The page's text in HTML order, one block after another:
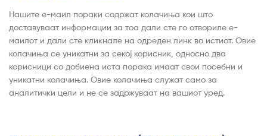
Нашите е-маил пораки содржат колачиња кои што
доставуваат информации за тоа дали сте го отвориле е-
маилот и дали сте кликнале на одреден линк во истиот. Овие
колачиња се уникатни за секој корисник, односно два
корисници со добиена иста порака имаат свои посебни и
уникатни колачиња. Овие колачиња служат само за
аналитички цели и не се задржуваат на вашиот уред.